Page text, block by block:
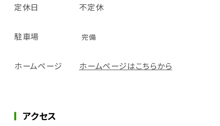
定休日 不定休
駐車場 完備
ホームページ ホームページはこちらから
アクセス